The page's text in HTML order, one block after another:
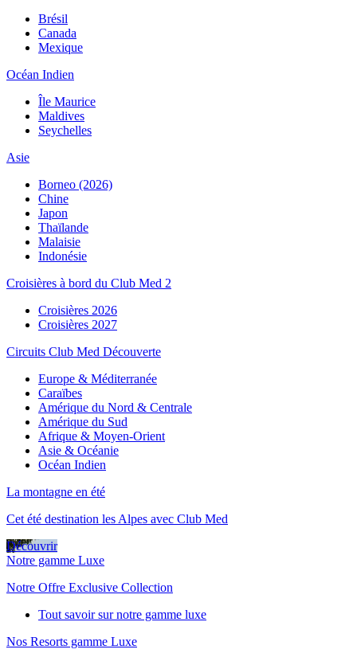
Brésil
Canada
Mexique
Océan Indien
Île Maurice
Maldives
Seychelles
Asie
Borneo (2026)
Chine
Japon
Thaïlande
Malaisie
Indonésie
Croisières à bord du Club Med 2
Croisières 2026
Croisières 2027
Circuits Club Med Découverte
Europe & Méditerranée
Caraïbes
Amérique du Nord & Centrale
Amérique du Sud
Afrique & Moyen-Orient
Asie & Océanie
Océan Indien
La montagne en été
Cet été destination les Alpes avec Club Med
Découvrir
Notre gamme Luxe
Notre Offre Exclusive Collection
Tout savoir sur notre gamme luxe
Nos Resorts gamme Luxe